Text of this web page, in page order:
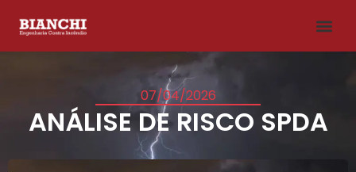
07/04/2026
ANÁLISE DE RISCO SPDA